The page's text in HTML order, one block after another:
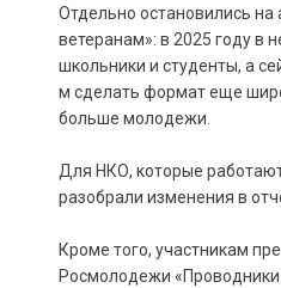
Отдельно остановились на
ветеранам»: в 2025 году в
школьники и студенты, а
м сделать формат еще
больше молодежи.
Для НКО, которые
разобрали изменения в
Кроме того, участникам
Росмолодежи